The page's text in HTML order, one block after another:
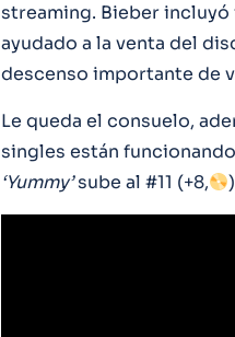
streaming. Bieber incluyó
ayudado a la venta del
descenso importante de
Le queda el consuelo,
singles están
‘Yummy’sube al #11 (+8,